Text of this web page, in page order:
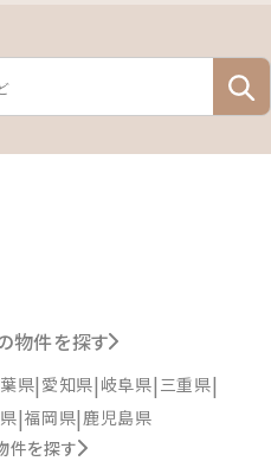
物件を探す
県 愛知県 岐阜県 三重県
福岡県 鹿児島県
件を探す